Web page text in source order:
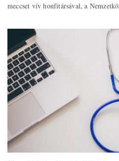
meccset vív honfitársával, a